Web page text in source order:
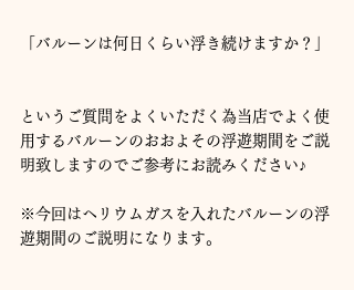
「バルーンは何日くらい浮き続けますか？」
というご質問をよくいただく為当店でよく使
用するバルーンのおおよその浮遊期間をご説
明致しますのでご参考にお読みください♪
※今回はヘリウムガスを入れたバルーンの浮
遊期間のご説明になります。